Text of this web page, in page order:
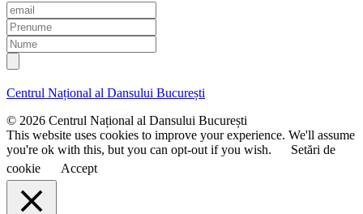
E
m
a
i
l
P
r
e
n
m
N
u
m
e
Centrul Național al Dansului București
© 2026 Centrul Național al Dansului București
This website uses cookies to improve your experience. We'll assume
you're ok with this, but you can opt-out if you wish.
Setări de
cookie
Accept